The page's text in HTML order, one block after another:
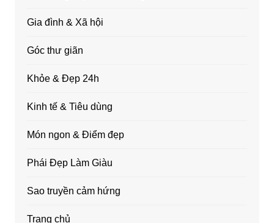
Gia đình & Xã hội
Góc thư giãn
Khỏe & Đẹp 24h
Kinh tế & Tiêu dùng
Món ngon & Điểm đẹp
Phái Đẹp Làm Giàu
Sao truyền cảm hứng
Trang chủ